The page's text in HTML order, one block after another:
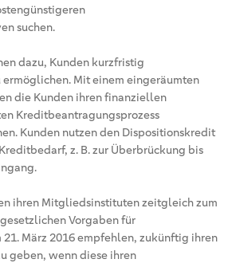
suchen.
dazu, Kunden kurzfristig
Mit einem eingeräumten
die Kunden ihren finanziellen
Kreditbeantragungsprozess
Kunden nutzen den Dispositionskredit
z. B. zur Überbrückung bis
ihren Mitgliedsinstituten zeitgleich zum
Vorgaben für
März 2016 empfehlen, zukünftig ihren
geben, wenn diese ihren